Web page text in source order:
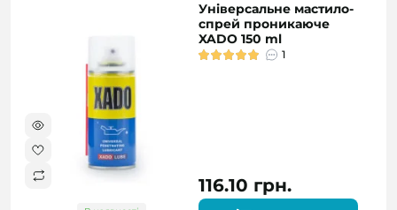
Універсальне мастило-
спрей проникаюче
XADO 150 ml
1
116.10 грн.